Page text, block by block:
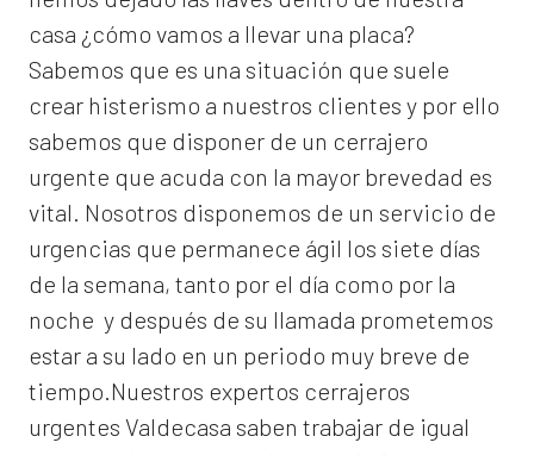
casa ¿cómo vamos a llevar una placa?
Sabemos que es una situación que suele
crear histerismo a nuestros clientes y por ello
sabemos que disponer de un cerrajero
urgente que acuda con la mayor brevedad es
vital. Nosotros disponemos de un servicio de
urgencias que permanece ágil los siete días
de la semana, tanto por el día como por la
noche y después de su llamada prometemos
estar a su lado en un periodo muy breve de
tiempo.Nuestros expertos cerrajeros
urgentes Valdecasa saben trabajar de igual